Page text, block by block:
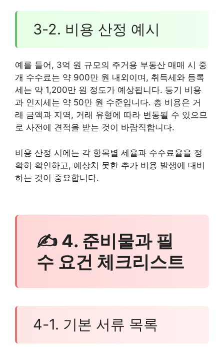
3-2. 비용 산정 예시
예를 들어, 3억 원 규모의 주거용 부동산 매매 시 중
개 수수료는 약 900만 원 내외이며, 취득세와 등록
세는 약 1,200만 원 정도가 예상됩니다. 등기 비용
과 인지세는 약 50만 원 수준입니다. 총 비용은 거
래 금액과 지역, 거래 유형에 따라 변동될 수 있으므
로 사전에 견적을 받는 것이 바람직합니다.
비용 산정 시에는 각 항목별 세율과 수수료율을 정
확히 확인하고, 예상치 못한 추가 비용 발생에 대비
하는 것이 중요합니다.
✍ 4. 준비물과 필
수 요건 체크리스트
4-1. 기본 서류 목록